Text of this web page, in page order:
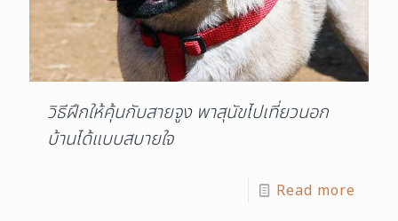
วิธีฝึกให้คุ้นกับสายจูง พาสุนัขไปเที่ยวนอก
บ้านได้แบบสบายใจ
Read more